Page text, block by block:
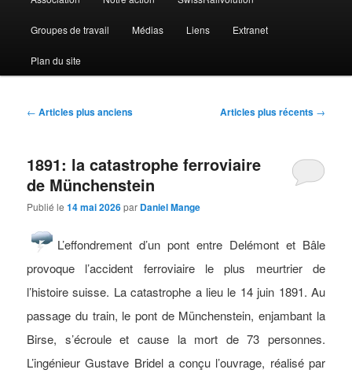
Groupes de travail Médias Liens Extranet
Plan du site
Navigation
articles
← Articles plus anciens Articles plus récents →
1891: la catastrophe ferroviaire
de Münchenstein
Publié le14 mai 2026par Daniel Mange
L’effondrement d’un pont entre Delémont et Bâle
provoque l’accident ferroviaire le plus meurtrier de
l’histoire suisse. La catastrophe a lieu le 14 juin 1891. Au
passage du train, le pont de Münchenstein, enjambant la
Birse, s’écroule et cause la mort de 73 personnes.
L’ingénieur Gustave Bridel a conçu l’ouvrage, réalisé par